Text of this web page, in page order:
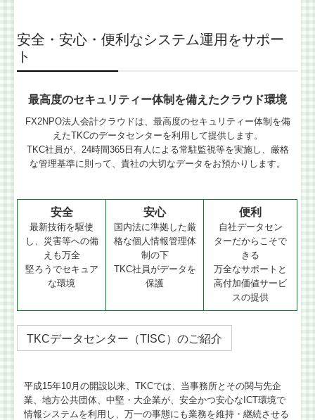
安全・安心・便利なシステム運用をサポー
ト
最高度のセキュリティー体制を備えたクラウド環境
FX2NPO法人会計クラウドは、最高度のセキュリティー体制を備
えたTKCのデータセンターを利用して提供します。
TKC社員が、24時間365日有人による常駐監視等を実施し、厳格
な管理基準に則って、貴社の大切なデータをお預かりします。
安全
最新技術を駆使
し、災害等への備
えも万全
堅ろうでセキュア
な環境
安心
国内法に準拠した厳
格な個人情報管理体
制の下
TKC社員がデータを
保護
便利
自社データセン
ターだからこそで
きる
万全なサポートと
高付加価値サービ
スの提供
TKCデータセンター（TISC）のご紹介
平成15年10月の開設以来、TKCでは、当事務所とその関与先企
業、地方公共団体、中堅・大企業が、安全かつ安心なICT環境で
情報システムを利用し、万一の事態にも業務を維持・継続させる